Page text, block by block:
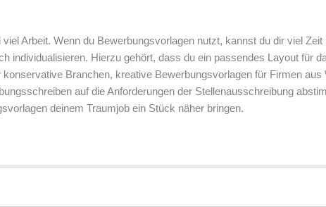
Arbeit. Wenn du Bewerbungsvorlagen nutzt, kannst du dir viel Zeit
individualisieren. Hierzu gehört, dass du ein passendes Layout für
Branchen, kreative Bewerbungsvorlagen für Firmen aus
auf die Anforderungen der Stellenausschreibung
deinem Traumjob ein Stück näher bringen.